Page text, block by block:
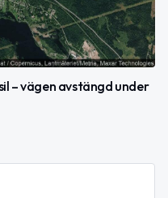
– vägen avstängd under